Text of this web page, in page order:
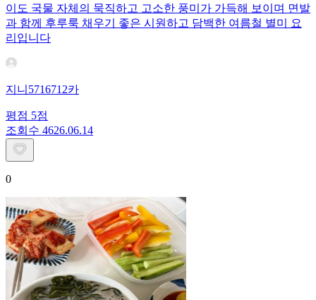
이도 국물 자체의 묵직하고 고소한 풍미가 가득해 보이며 면발
과 함께 후루룩 채우기 좋은 시원하고 담백한 여름철 별미 요
리입니다
지니5716712카
평점 5점
조회수 4626.06.14
0